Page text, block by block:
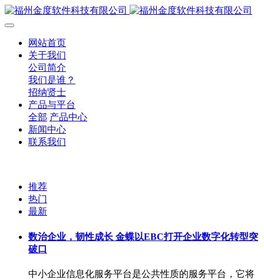
网站首页
关于我们
公司简介
我们是谁？
招纳贤士
产品与平台
全部 产品中心
新闻中心
联系我们
推荐
热门
最新
数治企业，韧性成长 金蝶以EBC打开企业数字化转型突
破口
中小企业信息化服务平台是公共性质的服务平台，它将